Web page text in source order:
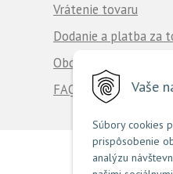
Vaše
Súbory cookies
prispôsobenie
analýzu
Vrátenie tovaru
Dodanie a platba za
Obchodné podmienky
FAQ - často kladené
© 2026